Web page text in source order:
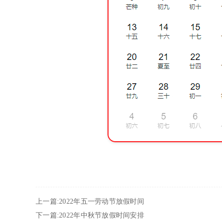
上一篇:2022年五一劳动节放假时间
下一篇:2022年中秋节放假时间安排